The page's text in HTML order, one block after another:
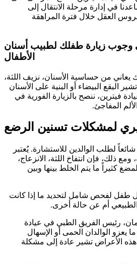
في إدارة مرحلة الانتقال إلى
العقل خلال فترة المراهقة
وجوب زيارة طفلك لطبيب أسنان
الأطفال
يعاني من حساسية الأسنان، نزيف اللثة،
البقع البيضاء أو البنية على الأسنان
فيترين، ننصح بالزيارة الفورية في
المفاجئ.
لمشكلات تسنين الرضع
لطلب الوالدين للاستشارة. يُعتبر
ذلك، فإن انتفاخ اللثة، الانزعاج،
كثيراً ما يتم الخلط بينها وبين
طفل لفحص شامل لتحديد ما إذا كانت
أم عن حالة أخرى.
رئيس الفريق الطبي في عيادة
يعزو الوالدان الحمى أو الإسهال
هذه الأعراض تشير عادة إلى مشكلة